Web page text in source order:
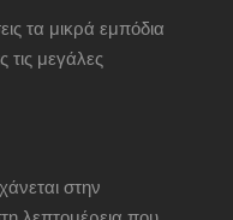
τα μικρά εμπόδια
μεγάλες
στην